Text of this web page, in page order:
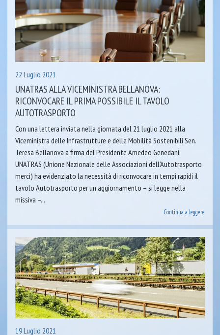
22 Luglio 2021
UNATRAS ALLA VICEMINISTRA BELLANOVA:
RICONVOCARE IL PRIMA POSSIBILE IL TAVOLO
AUTOTRASPORTO
Con una lettera inviata nella giornata del 21 luglio 2021 alla
Viceministra delle Infrastrutture e delle Mobilità Sostenibili Sen.
Teresa Bellanova a firma del Presidente Amedeo Genedani,
UNATRAS (Unione Nazionale delle Associazioni dell’Autotrasporto
merci) ha evidenziato la necessità di riconvocare in tempi rapidi il
tavolo Autotrasporto per un aggiornamento – si legge nella
missiva –...
Continua a leggere
19 Luglio 2021